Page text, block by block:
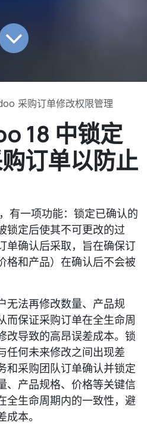
采购订单修改权限管理
18 中锁定
订单以防止
有一项功能：锁定已确认的
锁定后使其不可更改的过
单确认后采取，旨在确保订
格和产品）在确认后不会被
无法再修改数量、产品规
而保证采购订单在全生命周
改导致的高昂误差成本。锁
任何未来修改之间出现差
和采购团队订单确认并锁定
、产品规格、价格等关键信
全生命周期内的一致性，避
本。